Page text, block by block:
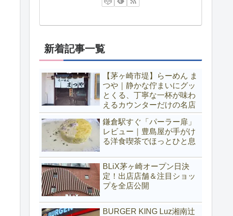
新着記事一覧
【茅ヶ崎市堤】らーめん ま
つや｜静かな佇まいにグッ
とくる、丁寧な一杯が味わ
えるカウンターだけの名店
鎌倉駅すぐ「パーラー扉」
レビュー｜豊島屋が手がけ
る洋食喫茶でほっとひと息
BLiX茅ヶ崎オープン日決
定！出店店舗＆注目ショッ
プを全店公開
BURGER KING Luz湘南辻